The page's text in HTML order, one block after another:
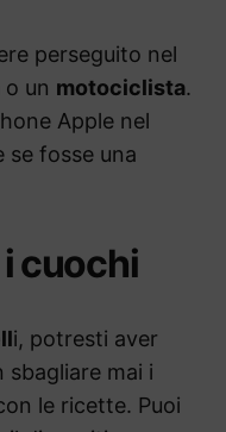
perseguito nel
o un motociclista.
Apple nel
se fosse una
cuochi
i, potresti aver
sbagliare mai i
le ricette. Puoi